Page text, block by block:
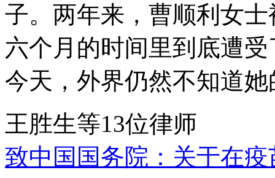
子。两年来，曹顺利女
六个月的时间里到底遭
今天，外界仍然不知道
王胜生等13位律师
致中国国务院：关于在